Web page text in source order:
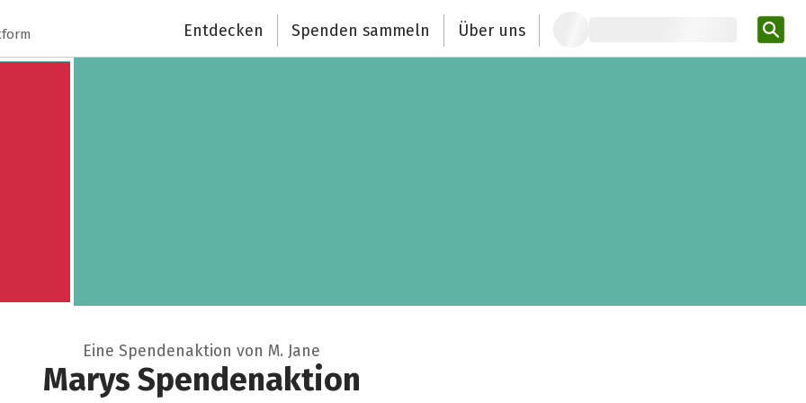
Entdecken Spenden sammeln Über uns
Eine Spendenaktion von M. Jane
Marys Spendenaktion
Schließen